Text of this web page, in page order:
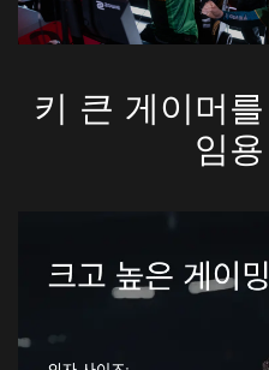
키 큰 게이머
임